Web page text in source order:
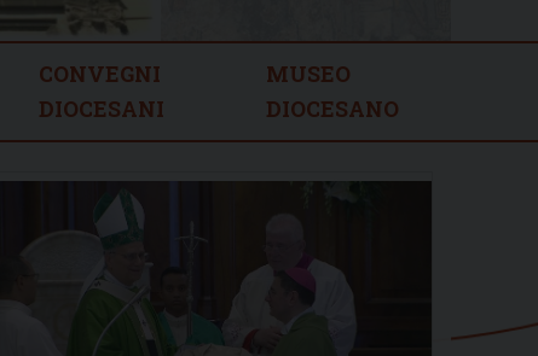
CONVEGNI
DIOCESANI
MUSEO
DIOCESANO